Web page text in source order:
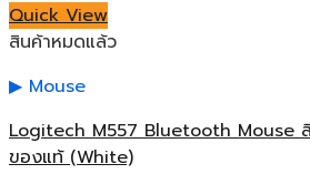
Quick View
สินค้าหมดแล้ว
Mouse
Logitech M557 Bluetooth Mouse
ของแท้ (White)